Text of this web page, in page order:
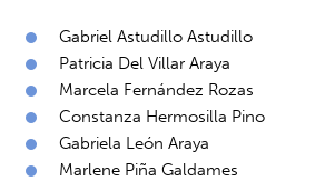
Gabriel Astudillo Astudillo
Patricia Del Villar Araya
Marcela Fernández Rozas
Constanza Hermosilla Pino
Gabriela León Araya
Marlene Piña Galdames